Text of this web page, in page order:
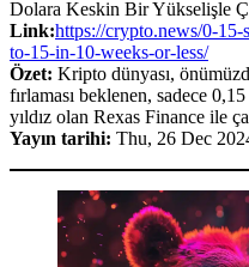
Dolara Keskin Bir Yükselişle
Link:https://crypto.news/0-
to-15-in-10-weeks-or-less/
Özet: Kripto dünyası,
fırlaması beklenen, sadece
yıldız olan Rexas Finance ile
Yayın tarihi: Thu, 26 Dec